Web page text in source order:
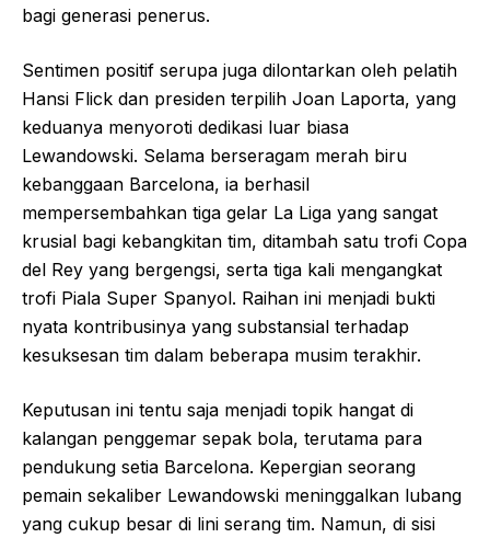
bagi generasi penerus.
Sentimen positif serupa juga dilontarkan oleh pelatih
Hansi Flick dan presiden terpilih Joan Laporta, yang
keduanya menyoroti dedikasi luar biasa
Lewandowski. Selama berseragam merah biru
kebanggaan Barcelona, ia berhasil
mempersembahkan tiga gelar La Liga yang sangat
krusial bagi kebangkitan tim, ditambah satu trofi Copa
del Rey yang bergengsi, serta tiga kali mengangkat
trofi Piala Super Spanyol. Raihan ini menjadi bukti
nyata kontribusinya yang substansial terhadap
kesuksesan tim dalam beberapa musim terakhir.
Keputusan ini tentu saja menjadi topik hangat di
kalangan penggemar sepak bola, terutama para
pendukung setia Barcelona. Kepergian seorang
pemain sekaliber Lewandowski meninggalkan lubang
yang cukup besar di lini serang tim. Namun, di sisi